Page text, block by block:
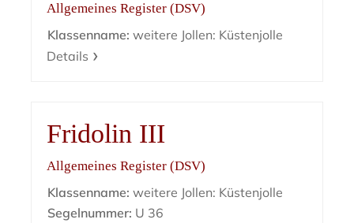
Allgemeines Register (DSV)
Klassenname: weitere Jollen: Küstenjolle
Details
Fridolin III
Allgemeines Register (DSV)
Klassenname: weitere Jollen: Küstenjolle
Segelnummer: U 36